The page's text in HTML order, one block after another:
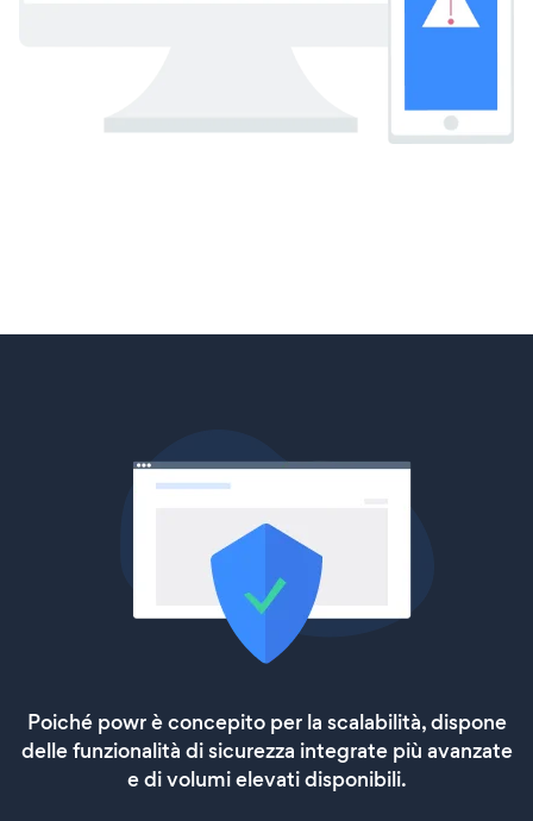
Poiché powr è concepito per la scalabilità, dispone
delle funzionalità di sicurezza integrate più avanzate
e di volumi elevati disponibili.